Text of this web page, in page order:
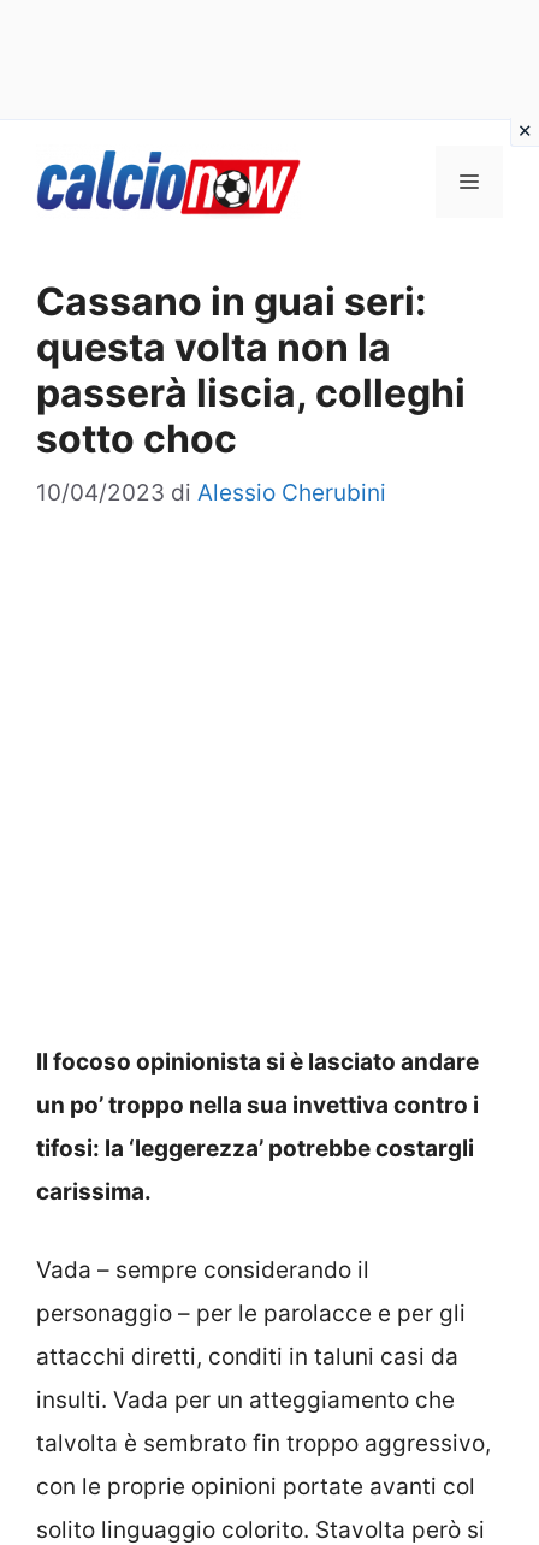
Menu
Cassano in guai seri:
questa volta non la
passerà liscia, colleghi
sotto choc
10/04/2023 di Alessio Cherubini
Il focoso opinionista si è lasciato andare
un po’ troppo nella sua invettiva contro i
tifosi: la ‘leggerezza’ potrebbe costargli
carissima.
Vada – sempre considerando il
personaggio – per le parolacce e per gli
attacchi diretti, conditi in taluni casi da
insulti. Vada per un atteggiamento che
talvolta è sembrato fin troppo aggressivo,
con le proprie opinioni portate avanti col
solito linguaggio colorito. Stavolta però si